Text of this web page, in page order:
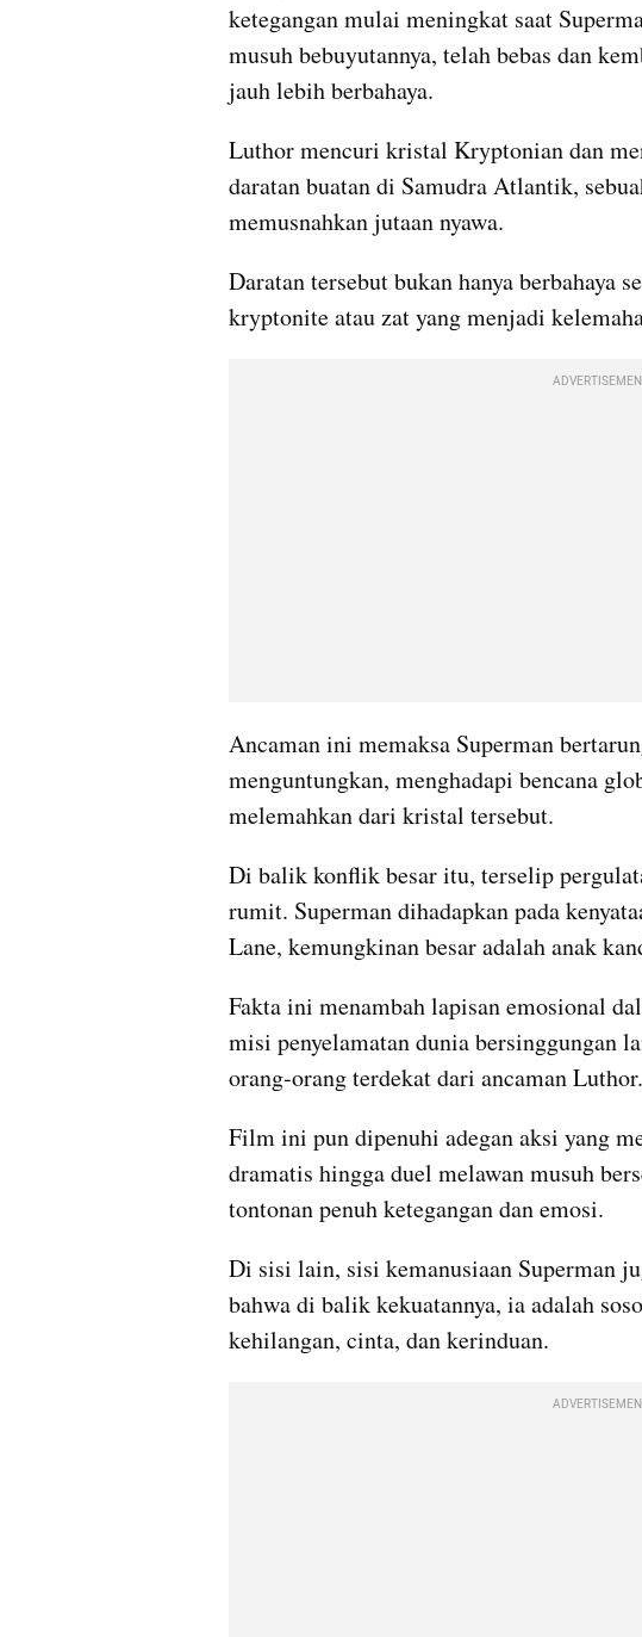
ketegangan mulai meningkat saat
musuh bebuyutannya, telah bebas dan
jauh lebih berbahaya.
Luthor mencuri kristal Kryptonian dan
daratan buatan di Samudra Atlantik,
memusnahkan jutaan nyawa.
Daratan tersebut bukan hanya berbahaya
kryptonite atau zat yang menjadi
Ancaman ini memaksa Superman
menguntungkan, menghadapi bencana
melemahkan dari kristal tersebut.
Di balik konflik besar itu, terselip
rumit. Superman dihadapkan pada
Lane, kemungkinan besar adalah anak
Fakta ini menambah lapisan emosional
misi penyelamatan dunia bersinggungan
orang-orang terdekat dari ancaman Luthor.
Film ini pun dipenuhi adegan aksi yang
dramatis hingga duel melawan musuh
tontonan penuh ketegangan dan emosi.
Di sisi lain, sisi kemanusiaan Superman
bahwa di balik kekuatannya, ia adalah
kehilangan, cinta, dan kerinduan.